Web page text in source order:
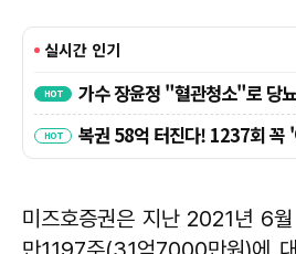
미즈호증권은 지난 2021년 6